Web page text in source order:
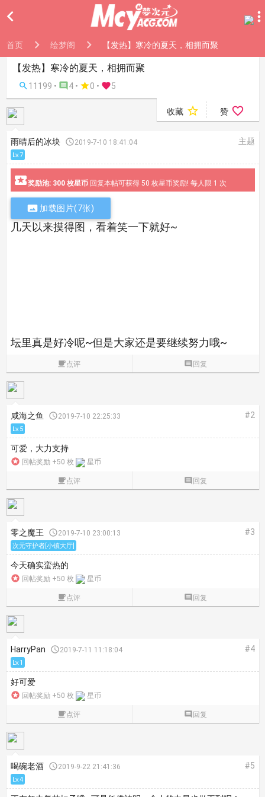

首页 绘梦阁 【发热】寒冷的夏天，相拥而聚
【发热】寒冷的夏天，相拥而聚
 11199 •  4 • 0 • 5
收藏  赞 
雨晴后的冰块 2019-7-10 18:41:04 主题
Lv.7
奖励池: 300 枚星币回复本帖可获得 50 枚星币奖励! 每人限 1 次
加载图片(7张)
几天以来摸得图，看着笑一下就好~
坛里真是好冷呢~但是大家还是要继续努力哦~
点评  回复
咸海之鱼 2019-7-10 22:25:33 #2
Lv.5
可爱，大力支持
 回帖奖励 +50 枚 星币
点评  回复
零之魔王 2019-7-10 23:00:13 #3
次元守护者[小镇大厅]
今天确实蛮热的
 回帖奖励 +50 枚 星币
点评  回复
HarryPan 2019-7-11 11:18:04 #4
Lv.1
好可爱
 回帖奖励 +50 枚 星币
点评  回复
喝碗老酒 2019-9-22 21:41:36 #5
Lv.4